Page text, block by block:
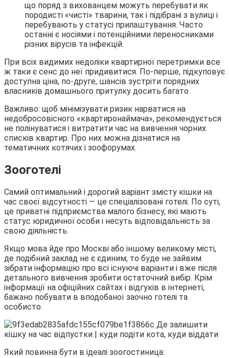
що поряд з вихованцем можуть перебувати як
породисті «чисті» тварини, так і підібрані з вулиці і
перебувають у статусі прилаштування. Часто
останні є носіями і потенційними переносниками
різних вірусів та інфекцій.
При всіх видимих недоліки квартирної перетримки все
ж таки є сенс до неї придивитися. По-перше, підкуповує
доступна ціна, по-друге, шансів зустріти порядних
власників домашнього притулку досить багато.
Важливо: щоб мінімізувати ризик нарватися на
недобросовісного «квартиронаймача», рекомендується
не полінуватися і витратити час на вивчення чорних
списків квартир. Про них можна дізнатися на
тематичних котячих і зоофорумах.
Зооготелі
Самий оптимальний і дорогий варіант змісту кішки на
час своєї відсутності — це спеціалізовані готелі. По суті,
це приватні підприємства малого бізнесу, які мають
статус юридичної особи і несуть відповідальність за
свою діяльність.
Якщо мова йде про Москві або іншому великому місті,
де подібний заклад не є єдиним, то буде не зайвим
зібрати інформацію про всі існуючі варіанти і вже після
детального вивчення зробити остаточний вибір. Крім
інформації на офіційних сайтах і відгуків в інтернеті,
бажано побувати в вподобаної заочно готелі та
особисто.
Який повинна бути в ідеалі зоогостиница: